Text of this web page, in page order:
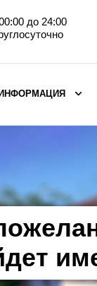
до 24:00
ИНФОРМАЦИЯ